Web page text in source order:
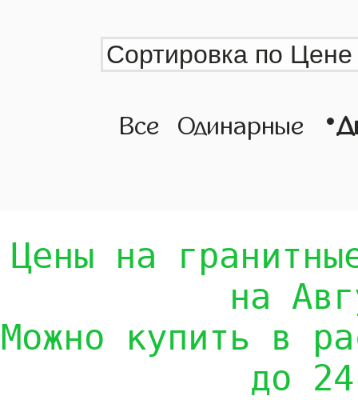
Все Одинарные •
Цены на
на
Можно купить в
до